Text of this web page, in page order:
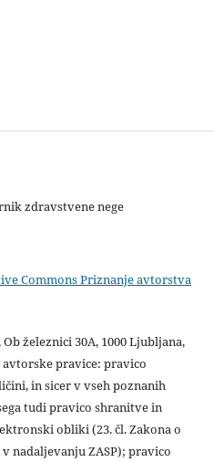
zdravstvene nege
Commons Priznanje avtorstva
železnici 30A, 1000 Ljubljana,
pravice: pravico
in sicer v vseh poznanih
tudi pravico shranitve in
obliki (23. čl. Zakona o
nadaljevanju ZASP); pravico